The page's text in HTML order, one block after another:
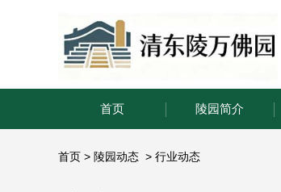
首页 陵园简介
首页 > 陵园动态 > 行业动态